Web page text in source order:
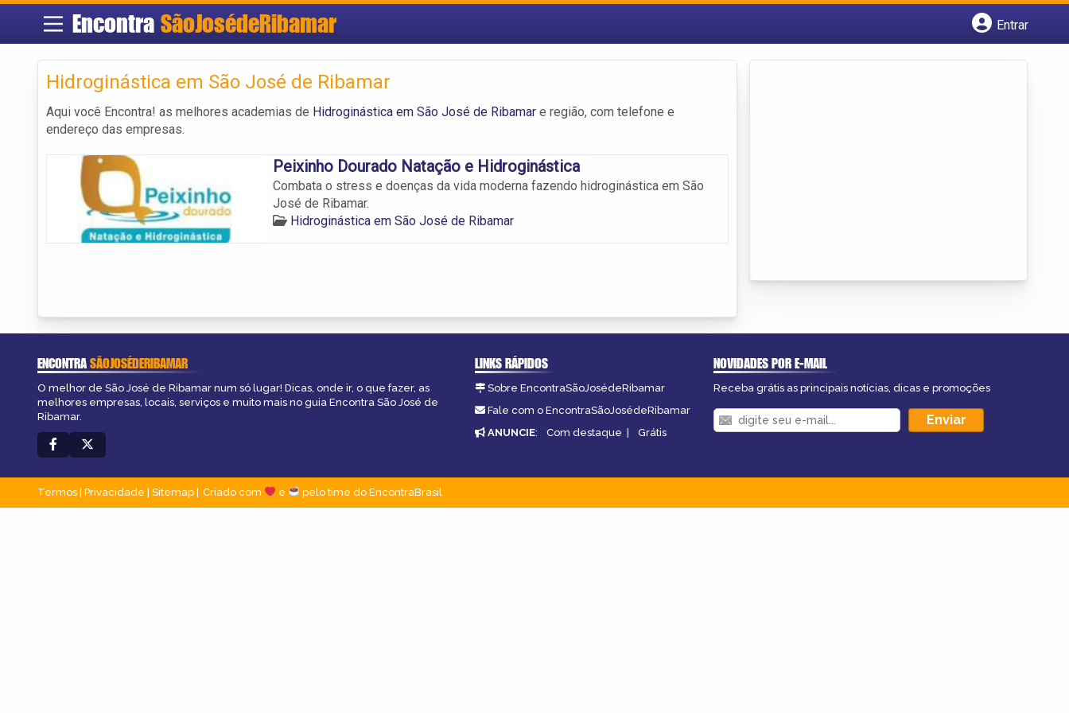
Encontra SãoJosédeRibamar
Entrar
Hidroginástica em São José de Ribamar
Aqui você Encontra! as melhores academias de Hidroginástica em São José de Ribamar e região, com telefone e
endereço das empresas.
Peixinho Dourado Natação e Hidroginástica
Combata o stress e doenças da vida moderna fazendo hidroginástica em São
José de Ribamar.
Hidroginástica em São José de Ribamar
ENCONTRASÃOJOSÉDERIBAMAR
O melhor de São José de Ribamar num só lugar! Dicas, onde ir, o que fazer, as
melhores empresas, locais, serviços e muito mais no guia Encontra São José de
Ribamar.
LINKS RÁPIDOS
Sobre EncontraSãoJosédeRibamar
Fale com o EncontraSãoJosédeRibamar
ANUNCIE: Com destaque | Grátis
NOVIDADES POR E-MAIL
Receba grátis as principais notícias, dicas e promoções
Termos | Privacidade | Sitemap Criado com e pelo time do EncontraBrasil